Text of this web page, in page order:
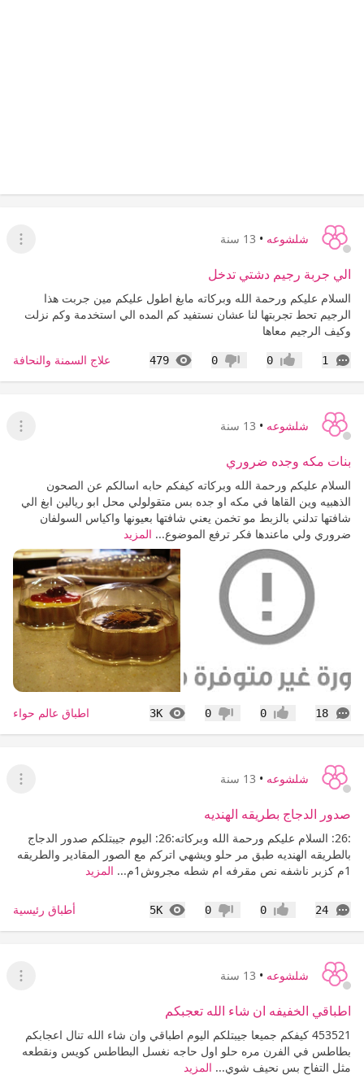
شلشوعه • 13 سنة
عرض
الي جربة رجيم دشتي تدخل
السلام عليكم ورحمة الله وبركاته مابغ اطول عليكم مين جربت هذا
الرجيم تحط تجربتها لنا عشان نستفيد كم المده الي استخدمة وكم نزلت
وكيف الرجيم معاها
1
التعليقات إعجاب0 عدم إعجاب
0
479
المشاهدات علاج السمنة والنحافة
شلشوعه • 13 سنة
عرض
بنات مكه وجده ضروري
السلام عليكم ورحمة الله وبركاته كيفكم حابه اسالكم عن الصحون
الذهبيه وين القاها في مكه او جده بس متقولولي محل ابو ريالين ابغ الي
شافتها تدلني بالزبط مو تخمن يعني شافتها بعيونها واكياس السولفان
ضروري ولي ماعندها فكر ترفع الموضوع... المزيد
18
التعليقات إعجاب0 عدم إعجاب
0
3K
المشاهدات اطباق عالم حواء
شلشوعه • 13 سنة
عرض
صدور الدجاج بطريقه الهنديه
:26: السلام عليكم ورحمة الله وبركاته:26: اليوم جيبتلكم صدور الدجاج
بالطريقه الهنديه طبق مر حلو ويشهي اتركم مع الصور المقادير والطريقه
1م كزبر ناشفه نص مقرفه ام شطه مجروش1م...
المزيد
24
التعليقات إعجاب0 عدم إعجاب
0
5K
المشاهدات أطباق رئيسية
شلشوعه • 13 سنة
عرض
اطباقي الخفيفه ان شاء الله تعجبكم
453521 كيفكم جميعا جيبتلكم اليوم اطباقي وان شاء الله تنال اعجابكم
بطاطس في الفرن مره حلو اول حاجه نغسل البطاطس كويس ونقطعه
مثل التفاح بس نحيف شوي... المزيد